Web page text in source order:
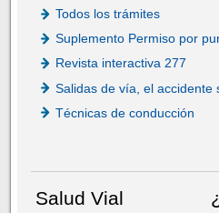
Todos los trámites
Suplemento Permiso por
Revista interactiva 277
Salidas de vía, el accidente
Técnicas de conducción
Salud Vial